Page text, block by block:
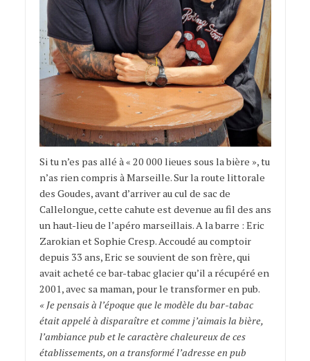
Si tu n’es pas allé à « 20 000 lieues sous la bière », tu
n’as rien compris à Marseille. Sur la route littorale
des Goudes, avant d’arriver au cul de sac de
Callelongue, cette cahute est devenue au fil des ans
un haut-lieu de l’apéro marseillais. A la barre : Eric
Zarokian et Sophie Cresp. Accoudé au comptoir
depuis 33 ans, Eric se souvient de son frère, qui
avait acheté ce bar-tabac glacier qu’il a récupéré en
2001, avec sa maman, pour le transformer en pub.
« Je pensais à l’époque que le modèle du bar-tabac
était appelé à disparaître et comme j’aimais la bière,
l’ambiance pub et le caractère chaleureux de ces
établissements, on a transformé l’adresse en pub